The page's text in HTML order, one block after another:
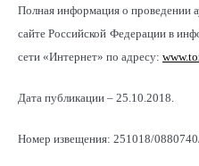
Полная информация о проведении
сайте Российской Федерации в
сети «Интернет» по адресу:
Дата публикации – 25.10.2018.
Номер извещения: 251018/0880740/